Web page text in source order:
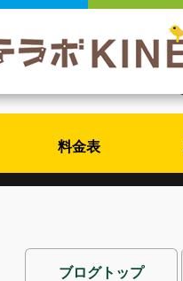
料金表
ブログトップ